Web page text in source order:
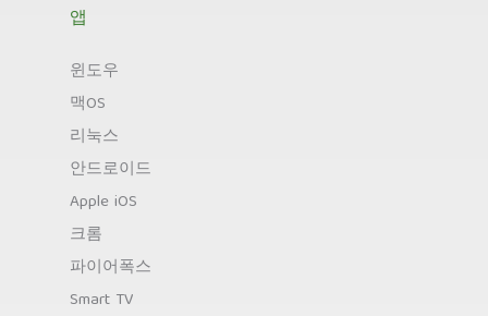
앱
윈도우
맥OS
리눅스
안드로이드
Apple iOS
크롬
파이어폭스
Smart TV